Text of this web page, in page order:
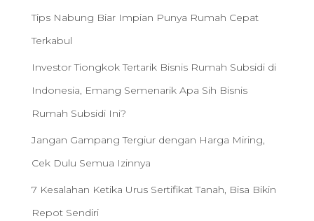
Tips Nabung Biar Impian Punya Rumah Cepat
Terkabul
Investor Tiongkok Tertarik Bisnis Rumah Subsidi di
Indonesia, Emang Semenarik Apa Sih Bisnis
Rumah Subsidi Ini?
Jangan Gampang Tergiur dengan Harga Miring,
Cek Dulu Semua Izinnya
7 Kesalahan Ketika Urus Sertifikat Tanah, Bisa Bikin
Repot Sendiri